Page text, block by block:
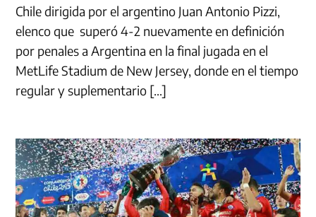
Chile dirigida por el argentino Juan Antonio Pizzi,
elenco que superó 4-2 nuevamente en definición
por penales a Argentina en la final jugada en el
MetLife Stadium de New Jersey, donde en el tiempo
regular y suplementario […]